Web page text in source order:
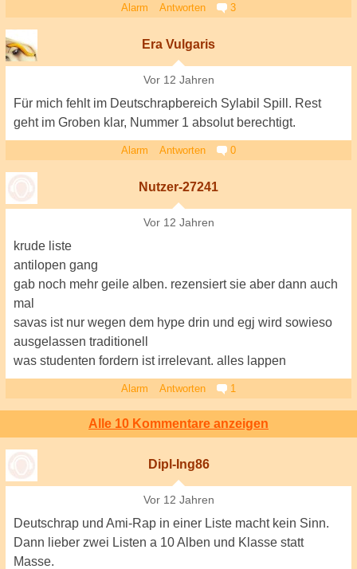
Alarm Antworten 3
Era Vulgaris
Vor 12 Jahren
Für mich fehlt im Deutschrapbereich Sylabil Spill. Rest
geht im Groben klar, Nummer 1 absolut berechtigt.
Alarm Antworten 0
Nutzer-27241
Vor 12 Jahren
krude liste
antilopen gang
gab noch mehr geile alben. rezensiert sie aber dann auch
mal
savas ist nur wegen dem hype drin und egj wird sowieso
ausgelassen traditionell
was studenten fordern ist irrelevant. alles lappen
Alarm Antworten 1
Alle 10 Kommentare anzeigen
Dipl-Ing86
Vor 12 Jahren
Deutschrap und Ami-Rap in einer Liste macht kein Sinn.
Dann lieber zwei Listen a 10 Alben und Klasse statt
Masse.